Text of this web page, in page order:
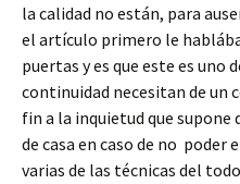
la calidad no están, para
el artículo primero le
puertas y es que este es uno
continuidad necesitan de un
fin a la inquietud que
de casa en caso de no poder
varias de las técnicas del